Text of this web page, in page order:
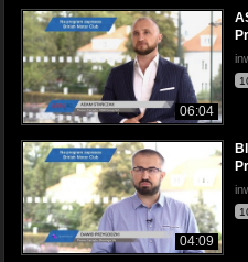
06:04
04:09